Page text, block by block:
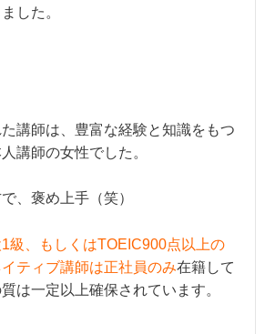
した。
講師は、豊富な経験と知識をもつ
講師の女性でした。
、褒め上手（笑）
級、もしくはTOEIC900点以上の
ティブ講師は正社員のみ在籍して
は一定以上確保されています。